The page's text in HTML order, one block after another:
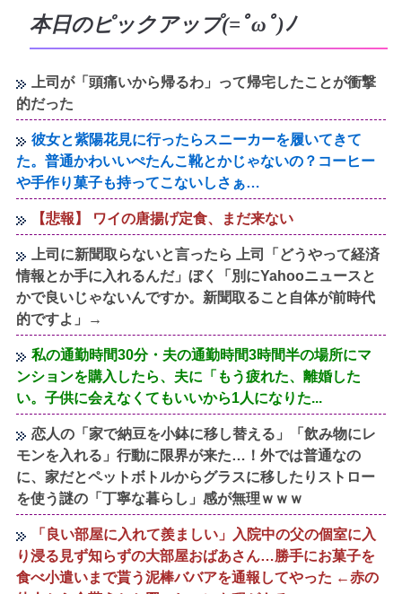
本日のピックアップ(=ﾟωﾟ)ﾉ
上司が「頭痛いから帰るわ」って帰宅したことが衝撃
的だった
彼女と紫陽花見に行ったらスニーカーを履いてきて
た。普通かわいいぺたんこ靴とかじゃないの？コーヒー
や手作り菓子も持ってこないしさぁ…
【悲報】 ワイの唐揚げ定食、まだ来ない
上司に新聞取らないと言ったら 上司「どうやって経済
情報とか手に入れるんだ」ぼく「別にYahooニュースと
かで良いじゃないんですか。新聞取ること自体が前時代
的ですよ」→
私の通勤時間30分・夫の通勤時間3時間半の場所にマ
ンションを購入したら、夫に「もう疲れた、離婚した
い。子供に会えなくてもいいから1人になりた...
恋人の「家で納豆を小鉢に移し替える」「飲み物にレ
モンを入れる」行動に限界が来た…！外では普通なの
に、家だとペットボトルからグラスに移したりストロー
を使う謎の「丁寧な暮らし」感が無理ｗｗｗ
「良い部屋に入れて羨ましい」入院中の父の個室に入
り浸る見ず知らずの大部屋おばあさん…勝手にお菓子を
食べ小遣いまで貰う泥棒ババアを通報してやった ←赤の